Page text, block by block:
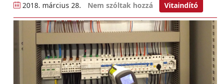
2018. március 28. Nem szóltak hozzá Vitaindító